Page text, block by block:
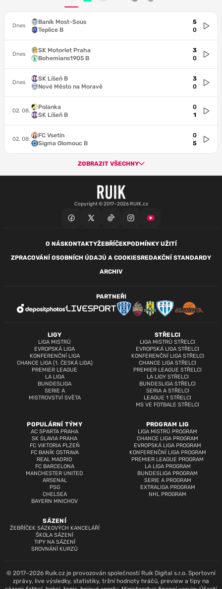
Dnes
Baník Most-Sous
Teplice B
5
0
Dnes
SK Motorlet Praha
Bohemians1905 B
3
0
Dnes
SK Líšeň B
Nové Město na Moravě
3
0
02. 08.
Polanka
SK Líšeň B
0
1
02. 08.
FC Vsetín
Sigma Olomouc B
0
5
ZOBRAZIT VŠECHNY
Copyright © 2017–2026 RUIK.cz
O NÁSKONTAKTYŽEBŘÍČEKPODMÍNKY UŽITÍ
ZPRACOVÁNÍ OSOBNÍCH ÚDAJŮ A COOKIESREDAKČNÍ STANDARDY
ARCHIV
LIGY
LIGA MISTRŮ
EVROPSKÁ LIGA
KONFERENČNÍ LIGA
CHANCE LIGA (1. ČESKÁ LIGA)
PREMIER LEAGUE
LA LIGA
BUNDESLIGA
SERIE A
MISTROVSTVÍ SVĚTA
STŘELCI
LIGA MISTRŮ STŘELCI
EVROPSKÁ LIGA STŘELCI
KONFERENČNÍ LIGA STŘELCI
CHANCE LIGA STŘELCI
PREMIER LEAGUE STŘELCI
LA LIGY STŘELCI
BUNDESLIGA STŘELCI
SERIA A STŘELCI
LEAGUE 1 STŘELCI
MS VE FOTBALE STŘELCI
POPULÁRNÍ TÝMY
AC SPARTA PRAHA
SK SLAVIA PRAHA
FC VIKTORIA PLZEŇ
FC BANÍK OSTRAVA
REAL MADRID
FC BARCELONA
MANCHESTER UNITED
ARSENAL
PSG
CHELSEA
BAYERN MNICHOV
PROGRAM LIG
LIGA MISTRŮ PROGRAM
CHANCE LIGA PROGRAM
EVROPSKÁ LIGA PROGRAM
KONFERENČNÍ LIGA PROGRAM
PREMIER LEAGUE PROGRAM
LA LIGA PROGRAM
BUNDESLIGA PROGRAM
SERIE A PROGRAM
EXTRALIGA PROGRAM
NHL PROGRAM
SÁZENÍ
ŽEBŘÍČEK SÁZKOVÝCH KANCELÁŘÍ
ŠKOLA SÁZENÍ
TIPY NA SÁZENÍ
SROVNÁNÍ KURZŮ
PARTNEŘI
© 2017–2026 Ruik.cz je provozován společností Ruik Digital s.r.o. Sportovní
zprávy, live výsledky, statistiky, tržní hodnoty hráčů, preview a tipy na